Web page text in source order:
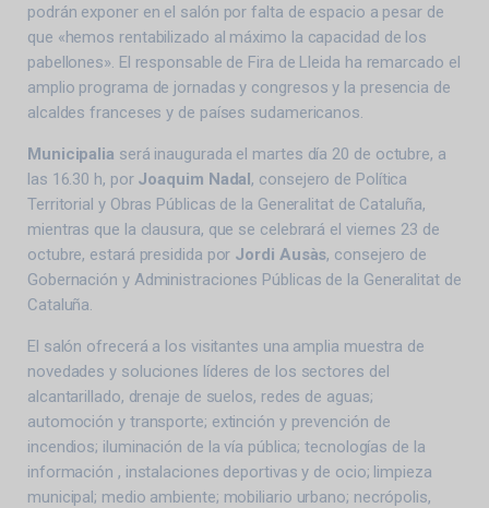
podrán exponer en el salón por falta de espacio a pesar de
que «hemos rentabilizado al máximo la capacidad de los
pabellones». El responsable de Fira de Lleida ha remarcado el
amplio programa de jornadas y congresos y la presencia de
alcaldes franceses y de países sudamericanos.
Municipalia será inaugurada el martes día 20 de octubre, a
las 16.30 h, por Joaquim Nadal, consejero de Política
Territorial y Obras Públicas de la Generalitat de Cataluña,
mientras que la clausura, que se celebrará el viernes 23 de
octubre, estará presidida por Jordi Ausàs, consejero de
Gobernación y Administraciones Públicas de la Generalitat de
Cataluña.
El salón ofrecerá a los visitantes una amplia muestra de
novedades y soluciones líderes de los sectores del
alcantarillado, drenaje de suelos, redes de aguas;
automoción y transporte; extinción y prevención de
incendios; iluminación de la vía pública; tecnologías de la
información , instalaciones deportivas y de ocio; limpieza
municipal; medio ambiente; mobiliario urbano; necrópolis,